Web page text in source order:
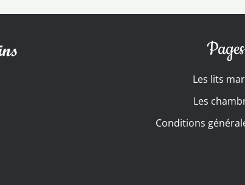
Pages
Les lits
Les
Conditions